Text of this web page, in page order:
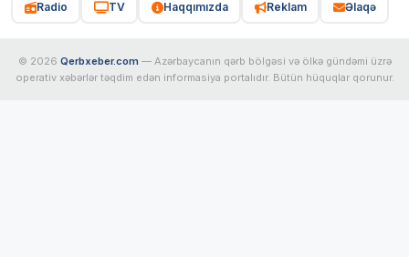
Radio TV Haqqımızda Reklam Əlaqə
© 2026 Qerbxeber.com — Azərbaycanın qərb bölgəsi və ölkə gündəmi üzrə
operativ xəbərlər təqdim edən informasiya portalıdır. Bütün hüquqlar qorunur.